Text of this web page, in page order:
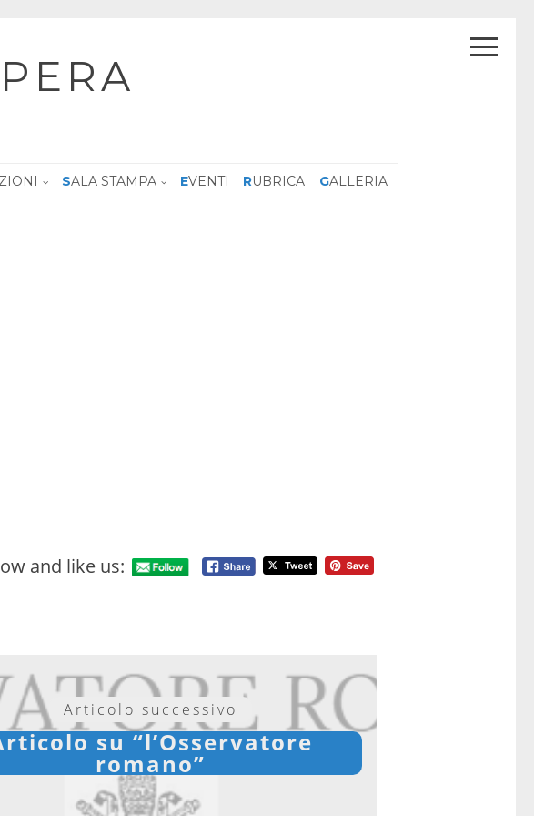
SALA STAMPA EVENTI RUBRICA GALLERIA
and like us:
Articolo successivo
su “l’Osservatore
romano”